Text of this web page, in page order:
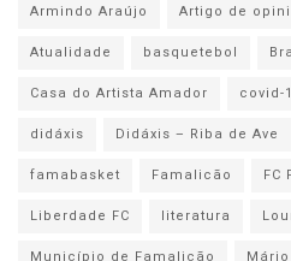
Armindo Araújo Artigo de
Atualidade
basquetebol
Casa do Artista Amador
covid-
didáxis
Didáxis – Riba de Ave
famabasket
Famalicão FC
Liberdade FC
literatura